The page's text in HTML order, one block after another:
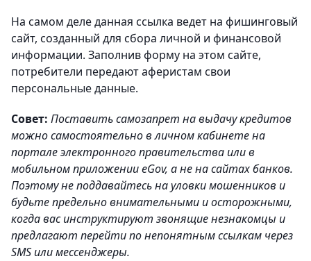
На самом деле данная ссылка ведет на фишинговый
сайт, созданный для сбора личной и финансовой
информации. Заполнив форму на этом сайте,
потребители передают аферистам свои
персональные данные.
Совет: Поставить самозапрет на выдачу кредитов
можно самостоятельно в личном кабинете на
портале электронного правительства или в
мобильном приложении eGov, а не на сайтах банков.
Поэтому не поддавайтесь на уловки мошенников и
будьте предельно внимательными и осторожными,
когда вас инструктируют звонящие незнакомцы и
предлагают перейти по непонятным ссылкам через
SMS или мессенджеры.